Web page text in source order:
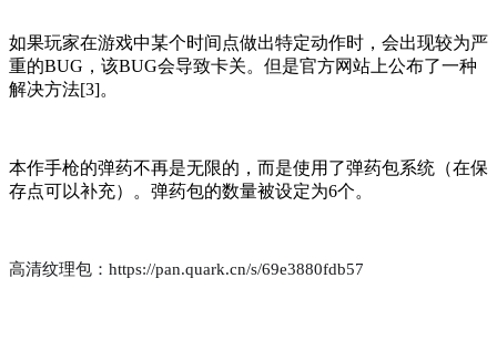
如果玩家在游戏中某个时间点做出特定动作时，会出现较为严
重的BUG，该BUG会导致卡关。但是官方网站上公布了一种
解决方法[3]。
本作手枪的弹药不再是无限的，而是使用了弹药包系统（在保
存点可以补充）。弹药包的数量被设定为6个。
高清纹理包：https://pan.quark.cn/s/69e3880fdb57